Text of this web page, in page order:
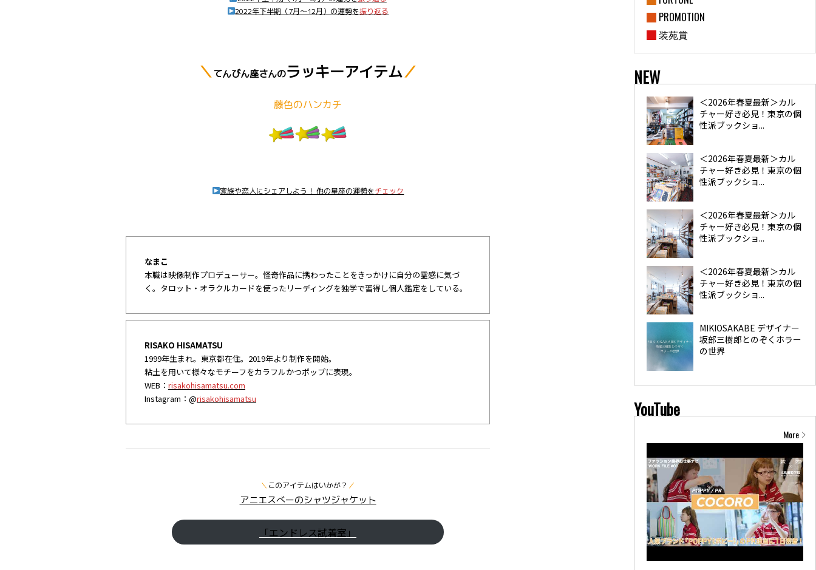
2022年下半期（7月～12月）の運勢を振り返る
＼てんびん座さんのラッキーアイテム／
藤色のハンカチ
家族や恋人にシェアしよう！ 他の星座の運勢をチェック
なまこ
本職は映像制作プロデューサー。怪奇作品に携わったことをきっかけに自分の霊感に気づ
く。タロット・オラクルカードを使ったリーディングを独学で習得し個人鑑定をしている。
RISAKO HISAMATSU
1999年生まれ。東京都在住。2019年より制作を開始。
粘土を用いて様々なモチーフをカラフルかつポップに表現。
WEB： risakohisamatsu.com
Instagram：@risakohisamatsu
＼ このアイテムはいかが？ ／
アニエスべーのシャツジャケット
「エンドレス試着室」
PROMOTION
装苑賞
NEW
＜2026年春夏最新＞カル
チャー好き必見！東京の個
性派ブックショ...
＜2026年春夏最新＞カル
チャー好き必見！東京の個
性派ブックショ...
＜2026年春夏最新＞カル
チャー好き必見！東京の個
性派ブックショ...
＜2026年春夏最新＞カル
チャー好き必見！東京の個
性派ブックショ...
MIKIOSAKABE デザイナー
坂部三樹郎とのぞくホラー
の世界
YouTube
More